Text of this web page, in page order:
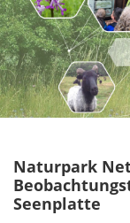
Naturpark
Seenplatte